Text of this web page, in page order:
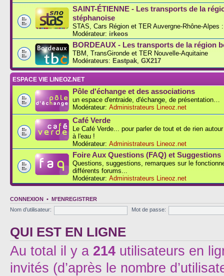
SAINT-ÉTIENNE - Les transports de la
stéphanoise
STAS, Cars Région et TER Auvergne-Rhône-Alpes
Modérateur: irkeos
BORDEAUX - Les transports de la région
TBM, TransGironde et TER Nouvelle-Aquitaine
Modérateurs: Eastpak GX217
ESPACE VIE LINEOZ.NET
Pôle d'échange et des associations
un espace d'entraide, d'échange, de présentation…
Modérateur: Administrateurs Lineoz.net
Café Verde
Le Café Verde... pour parler de tout et de rien
à l'eau !
Modérateur: Administrateurs Lineoz.net
Foire Aux Questions (FAQ) et Suggestions
Questions, suggestions, remarques sur le
différents forums...
Modérateur: Administrateurs Lineoz.net
CONNEXION • M’ENREGISTRER
Nom d’utilisateur:
Mot de passe:
QUI EST EN LIGNE
Au total il y a 214 utilisateurs en
invités (d’après le nombre